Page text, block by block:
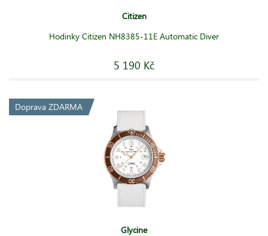
Citizen
Hodinky Citizen NH8385-11E Automatic Diver
5 190 Kč
Doprava ZDARMA
Glycine